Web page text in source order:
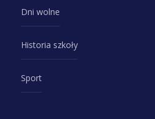
Dni wolne
Historia szkoły
Sport